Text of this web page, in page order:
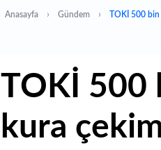
Anasayfa Gündem TOKİ 500 bin
TOKİ 500
kura